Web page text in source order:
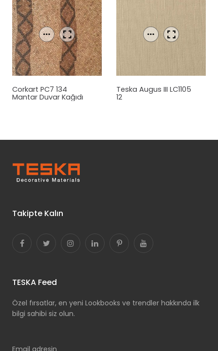
Corkart PC7 134
Mantar Duvar Kağıdı
Teska Augus III LC1105
12
Takipte Kalın
TESKA Feed
Özel fırsatlar, en yeni Lookbooks ve trendler hakkında ilk
bilgi sahibi siz olun.